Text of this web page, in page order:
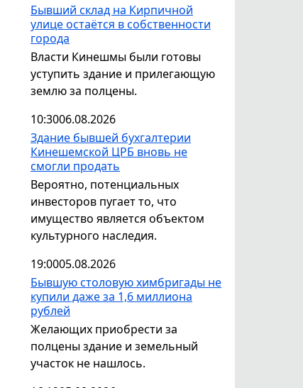
Бывший склад на Кирпичной
улице остаётся в собственности
города
Власти Кинешмы были готовы
уступить здание и прилегающую
землю за полцены.
10:3006.08.2026
Здание бывшей бухгалтерии
Кинешемской ЦРБ вновь не
смогли продать
Вероятно, потенциальных
инвесторов пугает то, что
имущество является объектом
культурного наследия.
19:0005.08.2026
Бывшую столовую химбригады не
купили даже за 1,6 миллиона
рублей
Желающих приобрести за
полцены здание и земельный
участок не нашлось.